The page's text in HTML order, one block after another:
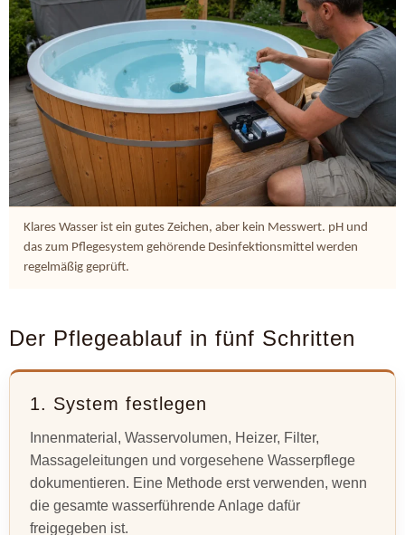
Klares Wasser ist ein gutes Zeichen, aber kein Messwert. pH und
das zum Pflegesystem gehörende Desinfektionsmittel werden
regelmäßig geprüft.
Der Pflegeablauf in fünf Schritten
1. System festlegen
Innenmaterial, Wasservolumen, Heizer, Filter,
Massageleitungen und vorgesehene Wasserpflege
dokumentieren. Eine Methode erst verwenden, wenn
die gesamte wasserführende Anlage dafür
freigegeben ist.